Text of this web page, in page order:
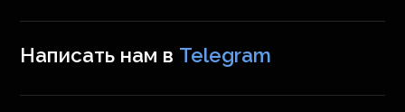
Написать нам в Telegram